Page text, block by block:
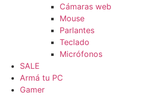
Cámaras web
Mouse
Parlantes
Teclado
Micrófonos
SALE
Armá tu PC
Gamer